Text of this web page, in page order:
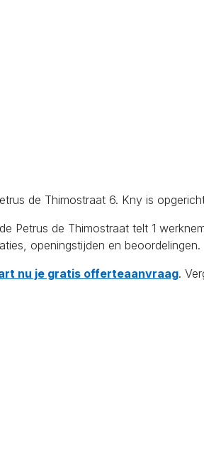
de Thimostraat 6. Kny is
Petrus de Thimostraat telt 1
openingstijden en beoordelingen.
nu je gratis offerteaanvraag.